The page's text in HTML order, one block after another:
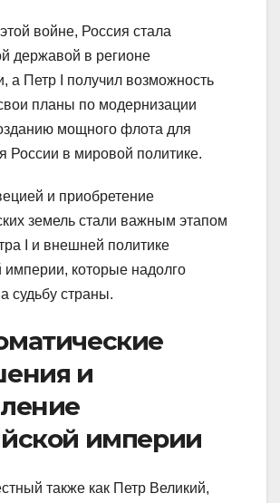
войне, Россия стала
державой в регионе
а Петр I получил возможность
планы по модернизации
мощного флота для
России в мировой политике.
и приобретение
земель стали важным этапом
I и внешней политике
империи, которые надолго
судьбу страны.
и
империи
также как Петр Великий,